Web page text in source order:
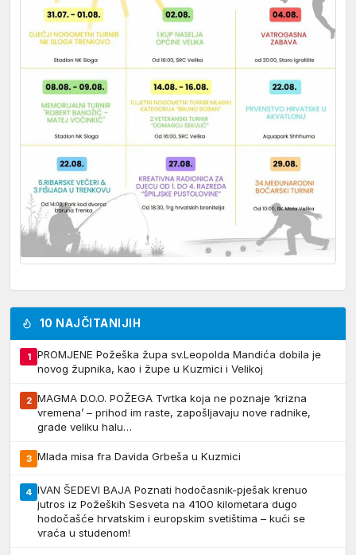
10 NAJČITANIJIH
1
PROMJENE Požeška župa sv.Leopolda Mandića dobila je
novog župnika, kao i župe u Kuzmici i Velikoj
2 MAGMA D.O.O. POŽEGA Tvrtka koja ne poznaje ‘krizna
vremena’ – prihod im raste, zapošljavaju nove radnike,
grade veliku halu…
3 Mlada misa fra Davida Grbeša u Kuzmici
4 IVAN ŠEDEVI BAJA Poznati hodočasnik-pješak krenuo
jutros iz Požeških Sesveta na 4100 kilometara dugo
hodočašće hrvatskim i europskim svetištima – kući se
vraća u studenom!